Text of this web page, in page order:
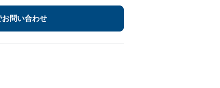
お問い合わせ